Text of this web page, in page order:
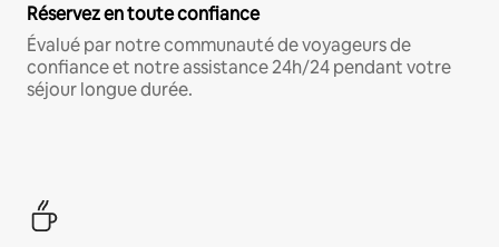
Réservez en toute confiance
Évalué par notre communauté de voyageurs de
confiance et notre assistance 24h/24 pendant votre
séjour longue durée.